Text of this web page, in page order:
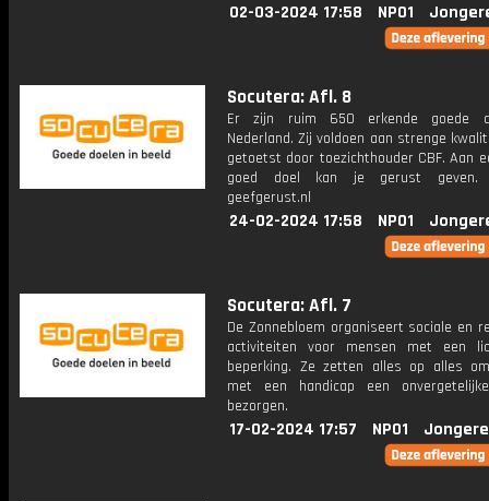
02-03-2024 17:58 NPO1
Socutera: Afl. 8
Er zijn ruim 650 erkende goede
Nederland. Zij voldoen aan strenge
getoetst door toezichthouder CBF. Aan
goed doel kan je gerust geven.
geefgerust.nl
24-02-2024 17:58 NPO1
Socutera: Afl. 7
De Zonnebloem organiseert sociale en
activiteiten voor mensen met een
beperking. Ze zetten alles op alles
met een handicap een
bezorgen.
17-02-2024 17:57 NPO1